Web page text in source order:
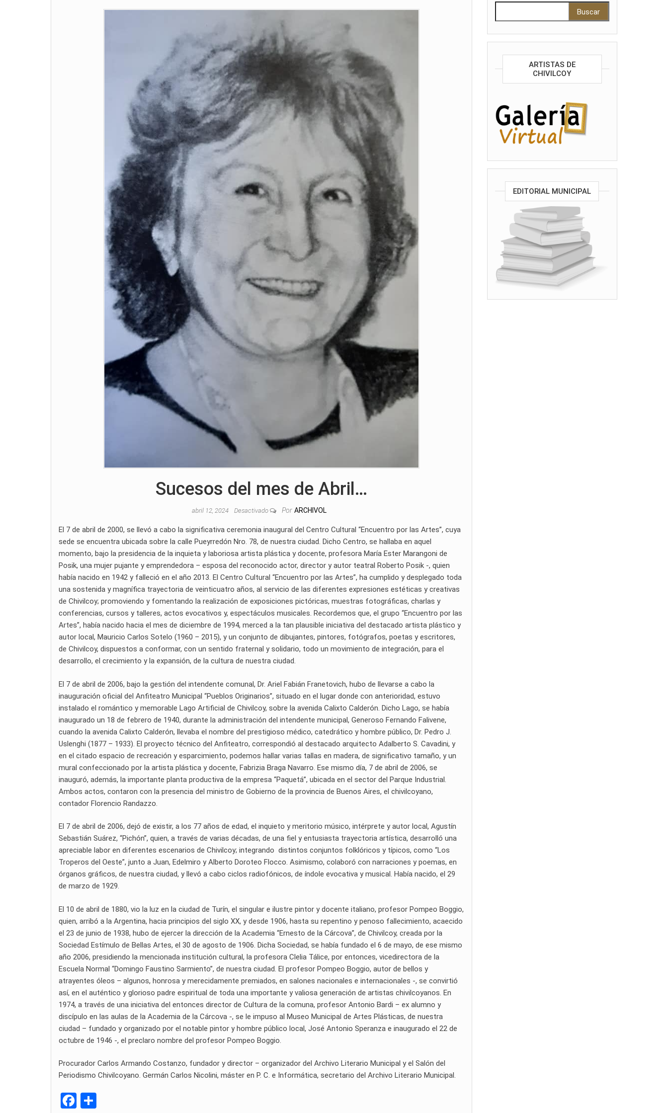
Sucesos del mes de Abril…
abril 12, 2024 Desactivado Por ARCHIVOL
El 7 de abril de 2000, se llevó a cabo la significativa ceremonia inaugural del Centro Cultural “Encuentro por las Artes”, cuya
sede se encuentra ubicada sobre la calle Pueyrredón Nro. 78, de nuestra ciudad. Dicho Centro, se hallaba en aquel
momento, bajo la presidencia de la inquieta y laboriosa artista plástica y docente, profesora María Ester Marangoni de
Posik, una mujer pujante y emprendedora – esposa del reconocido actor, director y autor teatral Roberto Posik -, quien
había nacido en 1942 y falleció en el año 2013. El Centro Cultural “Encuentro por las Artes”, ha cumplido y desplegado toda
una sostenida y magnífica trayectoria de veinticuatro años, al servicio de las diferentes expresiones estéticas y creativas
de Chivilcoy; promoviendo y fomentando la realización de exposiciones pictóricas, muestras fotográficas, charlas y
conferencias, cursos y talleres, actos evocativos y, espectáculos musicales. Recordemos que, el grupo “Encuentro por las
Artes”, había nacido hacia el mes de diciembre de 1994, merced a la tan plausible iniciativa del destacado artista plástico y
autor local, Mauricio Carlos Sotelo (1960 – 2015), y un conjunto de dibujantes, pintores, fotógrafos, poetas y escritores,
de Chivilcoy, dispuestos a conformar, con un sentido fraternal y solidario, todo un movimiento de integración, para el
desarrollo, el crecimiento y la expansión, de la cultura de nuestra ciudad.
El 7 de abril de 2006, bajo la gestión del intendente comunal, Dr. Ariel Fabián Franetovich, hubo de llevarse a cabo la
inauguración oficial del Anfiteatro Municipal “Pueblos Originarios”, situado en el lugar donde con anterioridad, estuvo
instalado el romántico y memorable Lago Artificial de Chivilcoy, sobre la avenida Calixto Calderón. Dicho Lago, se había
inaugurado un 18 de febrero de 1940, durante la administración del intendente municipal, Generoso Fernando Falivene,
cuando la avenida Calixto Calderón, llevaba el nombre del prestigioso médico, catedrático y hombre público, Dr. Pedro J.
Uslenghi (1877 – 1933). El proyecto técnico del Anfiteatro, correspondió al destacado arquitecto Adalberto S. Cavadini, y
en el citado espacio de recreación y esparcimiento, podemos hallar varias tallas en madera, de significativo tamaño, y un
mural confeccionado por la artista plástica y docente, Fabrizia Braga Navarro. Ese mismo día, 7 de abril de 2006, se
inauguró, además, la importante planta productiva de la empresa “Paquetá”, ubicada en el sector del Parque Industrial.
Ambos actos, contaron con la presencia del ministro de Gobierno de la provincia de Buenos Aires, el chivilcoyano,
contador Florencio Randazzo.
El 7 de abril de 2006, dejó de existir, a los 77 años de edad, el inquieto y meritorio músico, intérprete y autor local, Agustín
Sebastián Suárez, “Pichón”, quien, a través de varias décadas, de una fiel y entusiasta trayectoria artística, desarrolló una
apreciable labor en diferentes escenarios de Chivilcoy; integrando distintos conjuntos folklóricos y típicos, como “Los
Troperos del Oeste”, junto a Juan, Edelmiro y Alberto Doroteo Flocco. Asimismo, colaboró con narraciones y poemas, en
órganos gráficos, de nuestra ciudad, y llevó a cabo ciclos radiofónicos, de índole evocativa y musical. Había nacido, el 29
de marzo de 1929.
El 10 de abril de 1880, vio la luz en la ciudad de Turín, el singular e ilustre pintor y docente italiano, profesor Pompeo Boggio,
quien, arribó a la Argentina, hacia principios del siglo XX, y desde 1906, hasta su repentino y penoso fallecimiento, acaecido
el 23 de junio de 1938, hubo de ejercer la dirección de la Academia “Ernesto de la Cárcova”, de Chivilcoy, creada por la
Sociedad Estímulo de Bellas Artes, el 30 de agosto de 1906. Dicha Sociedad, se había fundado el 6 de mayo, de ese mismo
año 2006, presidiendo la mencionada institución cultural, la profesora Clelia Tálice, por entonces, vicedirectora de la
Escuela Normal “Domingo Faustino Sarmiento”, de nuestra ciudad. El profesor Pompeo Boggio, autor de bellos y
atrayentes óleos – algunos, honrosa y merecidamente premiados, en salones nacionales e internacionales -, se convirtió
así, en el auténtico y glorioso padre espiritual de toda una importante y valiosa generación de artistas chivilcoyanos. En
1974, a través de una iniciativa del entonces director de Cultura de la comuna, profesor Antonio Bardi – ex alumno y
discípulo en las aulas de la Academia de la Cárcova -, se le impuso al Museo Municipal de Artes Plásticas, de nuestra
ciudad – fundado y organizado por el notable pintor y hombre público local, José Antonio Speranza e inaugurado el 22 de
octubre de 1946 -, el preclaro nombre del profesor Pompeo Boggio.
Procurador Carlos Armando Costanzo, fundador y director – organizador del Archivo Literario Municipal y el Salón del
Periodismo Chivilcoyano. Germán Carlos Nicolini, máster en P. C. e Informática, secretario del Archivo Literario Municipal.
F
ARTISTAS DE
CHIVILCOY
EDITORIAL MUNICIPAL